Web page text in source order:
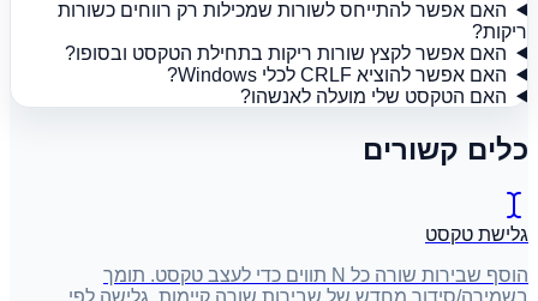
האם אפשר להתייחס לשורות שמכילות רק רווחים כשורות
ריקות?
האם אפשר לקצץ שורות ריקות בתחילת הטקסט ובסופו?
האם אפשר להוציא CRLF לכלי Windows?
האם הטקסט שלי מועלה לאנשהו?
כלים קשורים
גלישת טקסט
הוסף שבירות שורה כל N תווים כדי לעצב טקסט. תומך
בשמירה/סידור מחדש של שבירות שורה קיימות, גלישה לפי